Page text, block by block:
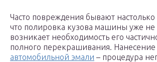
Часто повреждения бывают
что полировка кузова машины уже не
возникает необходимость его
полного перекрашивания. Нанесение
автомобильной эмали – процедура